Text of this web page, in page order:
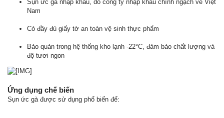
Sụn ức gà nhập khẩu, do công ty nhập khẩu chính ngạch về Việt
Nam
Có đầy đủ giấy tờ an toàn vệ sinh thực phẩm
Bảo quản trong hệ thống kho lạnh -22°C, đảm bảo chất lượng và
độ tươi ngon
Ứng dụng chế biến
Sụn ức gà được sử dụng phổ biến để: